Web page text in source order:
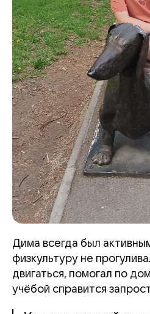
Дима всегда был
физкультуру не
двигаться, помогал по
учёбой справится